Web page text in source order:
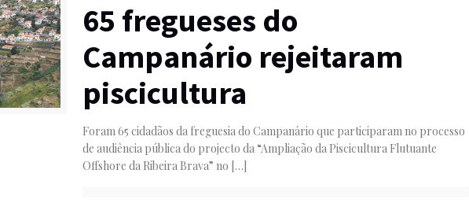
65 fregueses do
Campanário rejeitaram
piscicultura
Foram 65 cidadãos da freguesia do Campanário que participaram no processo
de audiência pública do projecto da “Ampliação da Piscicultura Flutuante
Offshore da Ribeira Brava” no […]